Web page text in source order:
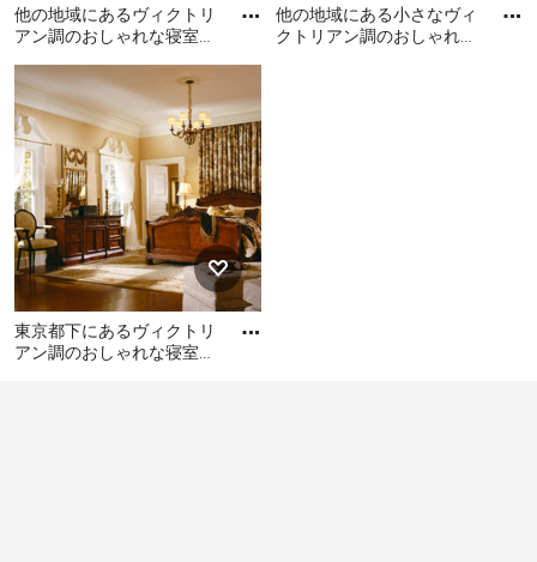
せん。迷いが生じたり、要素が多くなりそうになった
ら、シンプル・イズ・ベストの精神に立ち帰るのが基本
となりそうです。
1R（ワンルーム）マンションでもプライベートなスペー
スは確保しておきたいもの。寝室のレイアウトに間仕切
りを用いることで人目につきにくくなります。天井の高
さがある程度確保できれば、天蓋を使うという選択も部
屋の印象をがらっと変える効果があります。
採光も求めたいポイントのひとつ。朝の太陽の光は体を
スッキリと目覚めさせる効果があると言われています。
ただし、強すぎる光は暑さとの戦いになるので、遮光カ
他の地域にあるヴィクトリ
アン調のおしゃれな寝室の
他の地域にあるヴィクトリ
アン調のおしゃれな寝室の
レイアウト
他の地域にある小さなヴィ
クトリアン調のおしゃれな
東京都下にあるヴィクトリ
アン調のおしゃれな寝室